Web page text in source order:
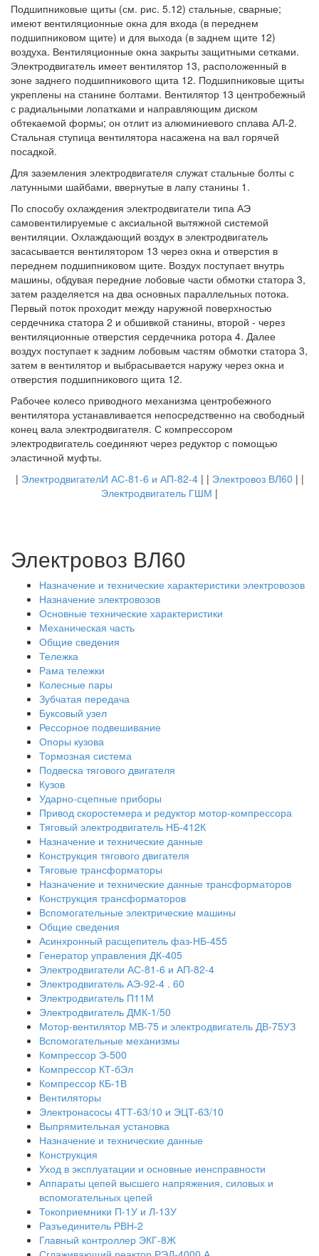
Подшипниковые щиты (см. рис. 5.12) стальные, сварные;
имеют вентиляционные окна для входа (в переднем
подшипниковом щите) и для выхода (в заднем щите 12)
воздуха. Вентиляционные окна закрыты защитными сетками.
Электродвигатель имеет вентилятор 13, расположенный в
зоне заднего подшипникового щита 12. Подшипниковые щиты
укреплены на станине болтами. Вентилятор 13 центробежный
с радиальными лопатками и направляющим диском
обтекаемой формы; он отлит из алюминиевого сплава АЛ-2.
Стальная ступица вентилятора насажена на вал горячей
посадкой.
Для заземления электродвигателя служат стальные болты с
латунными шайбами, ввернутые в лапу станины 1.
По способу охлаждения электродвигатели типа АЭ
самовентилируемые с аксиальной вытяжной системой
вентиляции. Охлаждающий воздух в электродвигатель
засасывается вентилятором 13 через окна и отверстия в
переднем подшипниковом щите. Воздух поступает внутрь
машины, обдувая передние лобовые части обмотки статора 3,
затем разделяется на два основных параллельных потока.
Первый поток проходит между наружной поверхностью
сердечника статора 2 и обшивкой станины, второй - через
вентиляционные отверстия сердечника ротора 4. Далее
воздух поступает к задним лобовым частям обмотки статора 3,
затем в вентилятор и выбрасывается наружу через окна и
отверстия подшипникового щита 12.
Рабочее колесо приводного механизма центробежного
вентилятора устанавливается непосредственно на свободный
конец вала электродвигателя. С компрессором
электродвигатель соединяют через редуктор с помощью
эластичной муфты.
| ЭлектродвигателИ АС-81-6 и АП-82-4| | Электровоз ВЛ60 | |
Электродвигатель ГШМ |
Электровоз ВЛ60
Назначение и технические характеристики электровозов
Назначение электровозов
Основные технические характеристики
Механическая часть
Общие сведения
Тележка
Рама тележки
Колесные пары
Зубчатая передача
Буксовый узел
Рессорное подвешивание
Опоры кузова
Тормозная система
Подвеска тягового двигателя
Кузов
Ударно-сцепные приборы
Привод скоростемера и редуктор мотор-компрессора
Тяговый электродвигатель НБ-412К
Назначение и технические данные
Конструкция тягового двигателя
Тяговые трансформаторы
Назначение и технические данные трансформаторов
Конструкция трансформаторов
Вспомогательные электрические машины
Общие сведения
Асинхронный расщепитель фаз-НБ-455
Генератор управления ДК-405
Электродвигатели АС-81-6 и АП-82-4
Электродвигатель АЭ-92-4 . 60
Электродвигатель П11М
Электродвигатель ДМК-1/50
Мотор-вентилятор МВ-75 и электродвигатель ДВ-75УЗ
Вспомогательные механизмы
Компрессор Э-500
Компрессор КТ-бЭл
Компрессор КБ-1В
Вентиляторы
Электронасосы 4ТТ-63/10 и ЭЦТ-63/10
Выпрямительная установка
Назначение и технические данные
Конструкция
Уход в эксплуатации и основные иенсправности
Аппараты цепей высшего напряжения, силовых и
вспомогательных цепей
Токоприемники П-1У и Л-13У
Разъединитель РВН-2
Главный контроллер ЭКГ-8Ж